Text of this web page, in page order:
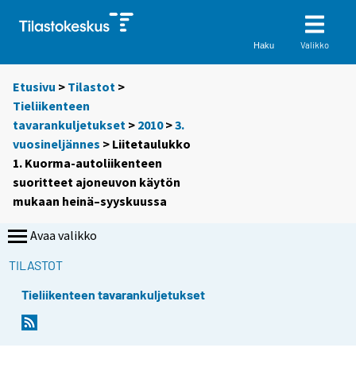
Haku Valikko
Etusivu > Tilastot >
Tieliikenteen
tavarankuljetukset > 2010>3.
vuosineljännes > Liitetaulukko
1. Kuorma-autoliikenteen
suoritteet ajoneuvon käytön
mukaan heinä–syyskuussa
Avaa valikko
TILASTOT
Tieliikenteen tavarankuljetukset